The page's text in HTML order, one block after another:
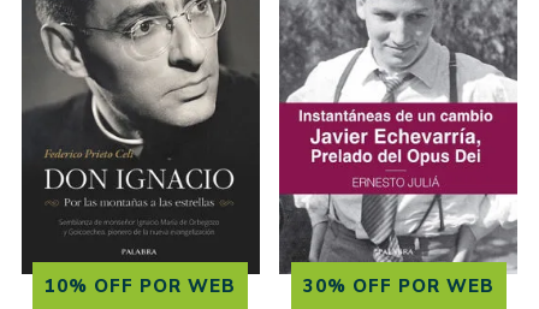
10% OFF POR WEB 30% OFF POR WEB